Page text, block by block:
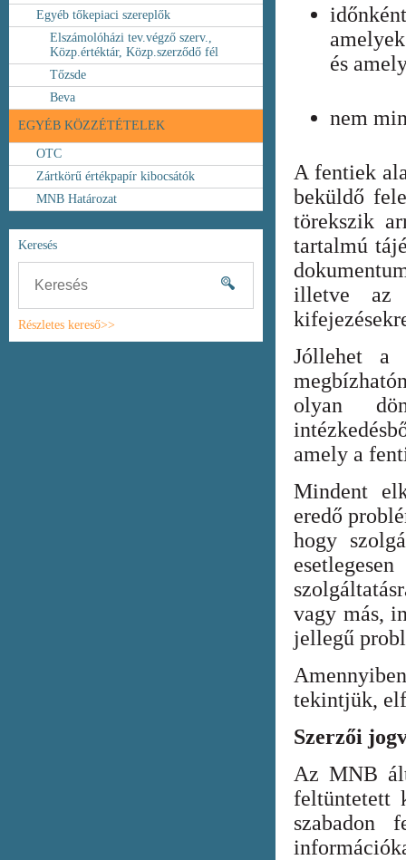
Egyéb tőkepiaci szereplők
Elszámolóházi tev.végző szerv.,
Közp.értéktár, Közp.szerződő fél
Tőzsde
Beva
EGYÉB KÖZZÉTÉTELEK
OTC
Zártkörű értékpapír kibocsátók
MNB Határozat
Keresés
Részletes kereső>>
és
nem
A fentiek
beküldő
törekszik
tartalmú
illetve az
Jóllehet a
olyan
amely a
Mindent
eredő
hogy
vagy más,
jellegű
tekintjük,
Szerzői
Az MNB
feltüntetett
szabadon